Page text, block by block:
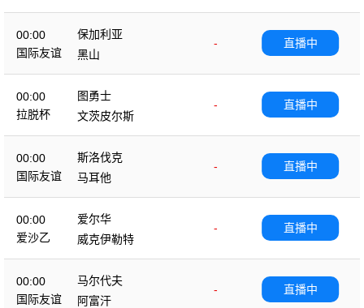
00:00
国际友谊
保加利亚
-
黑山
直播中
00:00
拉脱杯
图勇士
-
文茨皮尔斯
直播中
00:00
国际友谊
斯洛伐克
-
马耳他
直播中
00:00
爱沙乙
爱尔华
-
威克伊勒特
直播中
00:00
国际友谊
马尔代夫
-
阿富汗
直播中